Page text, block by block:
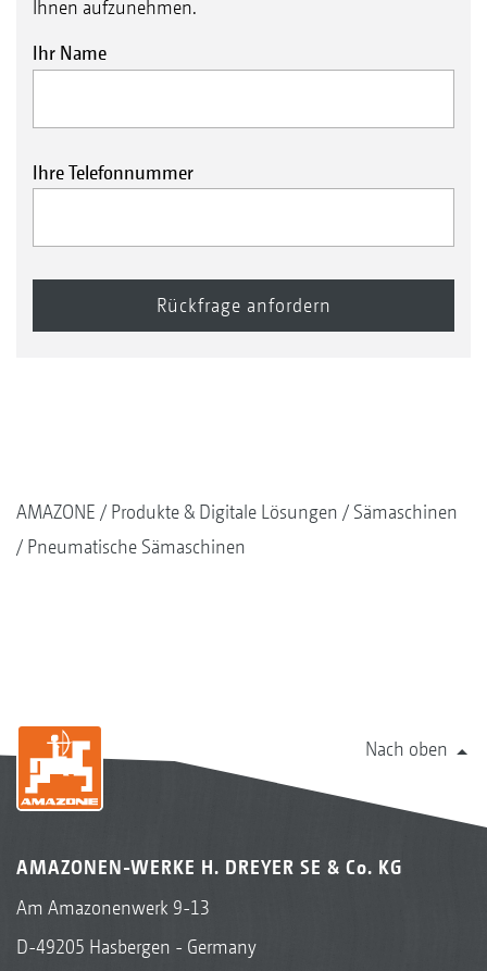
Ihnen aufzunehmen.
Ihr Name
Ihre Telefonnummer
AMAZONE Produkte & Digitale Lösungen
Sämaschinen
Pneumatische Sämaschinen
Nach oben
AMAZONEN-WERKE H. DREYER SE & Co. KG
Am Amazonenwerk 9-13
D-49205 Hasbergen - Germany